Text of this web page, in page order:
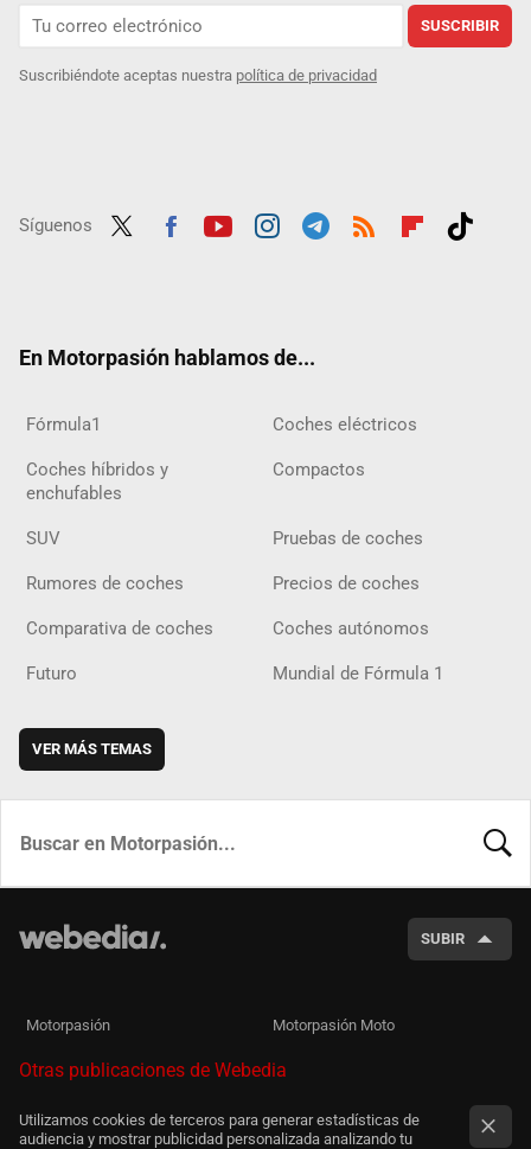
SUSCRIBIR
Suscribiéndote aceptas nuestra política de privacidad
Síguenos
En Motorpasión hablamos de...
Fórmula1 Coches eléctricos
Coches híbridos y
enchufables
Compactos
SUV Pruebas de coches
Rumores de coches Precios de coches
Comparativa de coches Coches autónomos
Futuro Mundial de Fórmula 1
VER MÁS TEMAS
SUBIR
Motorpasión Motorpasión Moto
Otras publicaciones de Webedia
Utilizamos cookies de terceros para generar estadísticas de
audiencia y mostrar publicidad personalizada analizando tu